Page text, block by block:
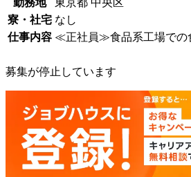
寮・社宅 なし
仕事内容 ≪正社員≫食品系工場での
募集が停止しています